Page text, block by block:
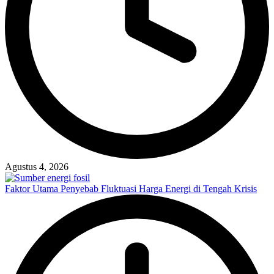
Agustus 4, 2026
Faktor Utama Penyebab Fluktuasi Harga Energi di Tengah Krisis